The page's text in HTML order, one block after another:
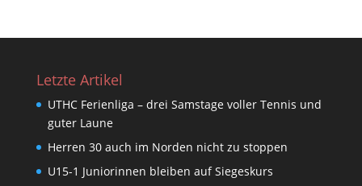
Letzte Artikel
UTHC Ferienliga – drei Samstage voller Tennis und
guter Laune
Herren 30 auch im Norden nicht zu stoppen
U15-1 Juniorinnen bleiben auf Siegeskurs